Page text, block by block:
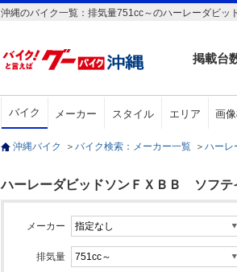
沖縄のバイク一覧：排気量751cc～のハーレーダビ
掲載台
バイク メーカー スタイル エリア 画
沖縄バイク ＞ バイク検索：メーカー一覧 ＞ ハーレ
ハーレーダビッドソンＦＸＢＢ ソフテ
メーカー
排気量